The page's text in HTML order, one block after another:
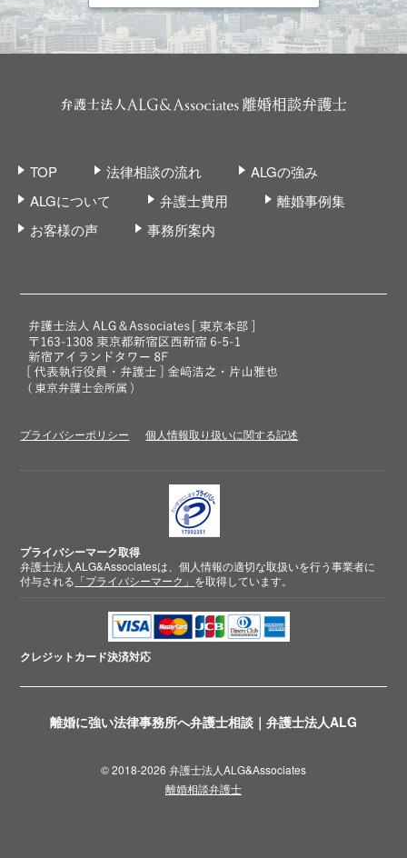
離婚に強い法律事務所へ弁護士相談｜弁護士法人ALG
TOP 法律相談の流れ
ALGの強み
ALGについて
弁護士費用
離婚事例集
お客様の声
事務所案内
プライバシーポリシー 個人情報取り扱いに関する記述
プライバシーマーク取得
弁護士法人ALG&Associatesは、個人情報の適切な取扱いを行う事業者に
付与される 「プライバシーマーク」 を取得しています。
クレジットカード決済対応
© 2018-2026 弁護士法人ALG&Associates
離婚相談弁護士